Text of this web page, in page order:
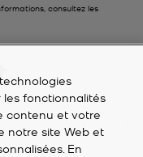
consultez les
les fonctionnalités
contenu et votre
notre site Web et
En